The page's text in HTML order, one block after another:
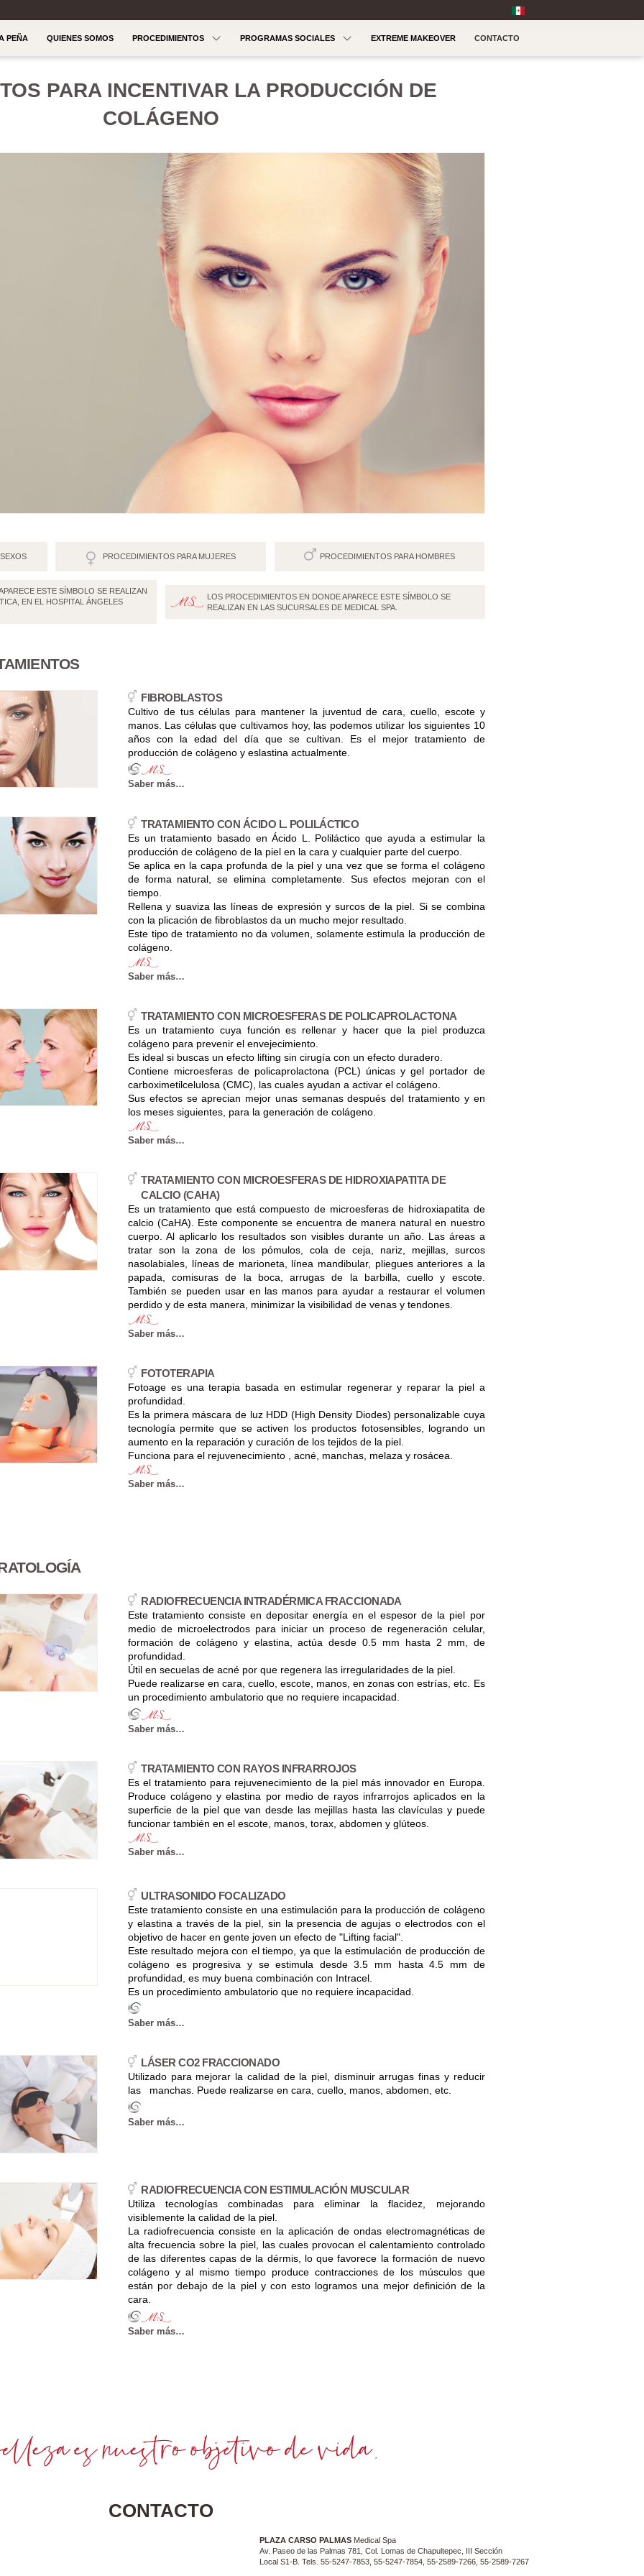
PEÑA QUIENES SOMOS PROCEDIMIENTOS PROGRAMAS SOCIALES EXTREME MAKEOVER CONTACTO
PARA INCENTIVAR LA PRODUCCIÓN DE
COLÁGENO
PROCEDIMIENTOS PARA MUJERES PROCEDIMIENTOS PARA HOMBRES
ESTE SÍMBOLO SE REALIZAN
EN EL HOSPITAL ÁNGELES
LOS PROCEDIMIENTOS EN DONDE APARECE ESTE SÍMBOLO SE
REALIZAN EN LAS SUCURSALES DE MEDICAL SPA.
FIBROBLASTOS
Cultivo de tus células para mantener la juventud de cara, cuello, escote y
manos. Las células que cultivamos hoy, las podemos utilizar los siguientes 10
años con la edad del día que se cultivan. Es el mejor tratamiento de
producción de colágeno y eslastina actualmente.
Saber más…
TRATAMIENTO CON ÁCIDO L. POLILÁCTICO
Es un tratamiento basado en Ácido L. Poliláctico que ayuda a estimular la
producción de colágeno de la piel en la cara y cualquier parte del cuerpo.
Se aplica en la capa profunda de la piel y una vez que se forma el colágeno
de forma natural, se elimina completamente. Sus efectos mejoran con el
tiempo.
Rellena y suaviza las líneas de expresión y surcos de la piel. Si se combina
con la plicación de fibroblastos da un mucho mejor resultado.
Este tipo de tratamiento no da volumen, solamente estimula la producción de
colágeno.
Saber más…
TRATAMIENTO CON MICROESFERAS DE POLICAPROLACTONA
Es un tratamiento cuya función es rellenar y hacer que la piel produzca
colágeno para prevenir el envejecimiento.
Es ideal si buscas un efecto lifting sin cirugía con un efecto duradero.
Contiene microesferas de policaprolactona (PCL) únicas y gel portador de
carboximetilcelulosa (CMC), las cuales ayudan a activar el colágeno.
Sus efectos se aprecian mejor unas semanas después del tratamiento y en
los meses siguientes, para la generación de colágeno.
Saber más…
TRATAMIENTO CON MICROESFERAS DE HIDROXIAPATITA DE
CALCIO (CAHA)
Es un tratamiento que está compuesto de microesferas de hidroxiapatita de
calcio (CaHA). Este componente se encuentra de manera natural en nuestro
cuerpo. Al aplicarlo los resultados son visibles durante un año. Las áreas a
tratar son la zona de los pómulos, cola de ceja, nariz, mejillas, surcos
nasolabiales, líneas de marioneta, línea mandibular, pliegues anteriores a la
papada, comisuras de la boca, arrugas de la barbilla, cuello y escote.
También se pueden usar en las manos para ayudar a restaurar el volumen
perdido y de esta manera, minimizar la visibilidad de venas y tendones.
Saber más…
FOTOTERAPIA
Fotoage es una terapia basada en estimular regenerar y reparar la piel a
profundidad.
Es la primera máscara de luz HDD (High Density Diodes) personalizable cuya
tecnología permite que se activen los productos fotosensibles, logrando un
aumento en la reparación y curación de los tejidos de la piel.
Funciona para el rejuvenecimiento , acné, manchas, melaza y rosácea.
Saber más…
RADIOFRECUENCIA INTRADÉRMICA FRACCIONADA
Este tratamiento consiste en depositar energía en el espesor de la piel por
medio de microelectrodos para iniciar un proceso de regeneración celular,
formación de colágeno y elastina, actúa desde 0.5 mm hasta 2 mm, de
profundidad.
Útil en secuelas de acné por que regenera las irregularidades de la piel.
Puede realizarse en cara, cuello, escote, manos, en zonas con estrías, etc. Es
un procedimiento ambulatorio que no requiere incapacidad.
Saber más…
TRATAMIENTO CON RAYOS INFRARROJOS
Es el tratamiento para rejuvenecimiento de la piel más innovador en Europa.
Produce colágeno y elastina por medio de rayos infrarrojos aplicados en la
superficie de la piel que van desde las mejillas hasta las clavículas y puede
funcionar también en el escote, manos, torax, abdomen y glúteos.
Saber más…
ULTRASONIDO FOCALIZADO
Este tratamiento consiste en una estimulación para la producción de colágeno
y elastina a través de la piel, sin la presencia de agujas o electrodos con el
objetivo de hacer en gente joven un efecto de "Lifting facial".
Este resultado mejora con el tiempo, ya que la estimulación de producción de
colágeno es progresiva y se estimula desde 3.5 mm hasta 4.5 mm de
profundidad, es muy buena combinación con Intracel.
Es un procedimiento ambulatorio que no requiere incapacidad.
Saber más…
LÁSER CO2 FRACCIONADO
Utilizado para mejorar la calidad de la piel, disminuir arrugas finas y reducir
las manchas. Puede realizarse en cara, cuello, manos, abdomen, etc.
Saber más…
RADIOFRECUENCIA CON ESTIMULACIÓN MUSCULAR
Utiliza tecnologías combinadas para eliminar la flacidez, mejorando
visiblemente la calidad de la piel.
La radiofrecuencia consiste en la aplicación de ondas electromagnéticas de
alta frecuencia sobre la piel, las cuales provocan el calentamiento controlado
de las diferentes capas de la dérmis, lo que favorece la formación de nuevo
colágeno y al mismo tiempo produce contracciones de los músculos que
están por debajo de la piel y con esto logramos una mejor definición de la
cara.
Saber más…
CONTACTO
PLAZA CARSO PALMAS Medical Spa
Av. Paseo de las Palmas 781, Col. Lomas de Chapultepec, III Sección
Local S1-B. Tels. 55-5247-7853, 55-5247-7854, 55-2589-7266, 55-2589-7267